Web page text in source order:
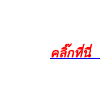
คลิ๊กที่นี่